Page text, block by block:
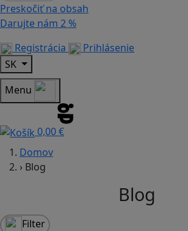
Preskočiť na obsah
Darujte nám 2 %
Registrácia
Prihlásenie
SK
Menu
0,00 €
Domov
› Blog
Blog
Filter